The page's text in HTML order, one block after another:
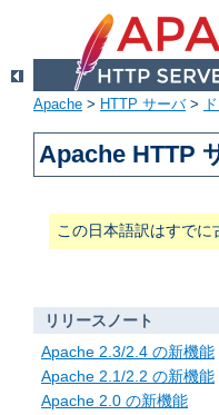
Apache > HTTP サーバ>
Apache HTTP
この日本語訳はすで
リリースノート
Apache 2.3/2.4 の新機能
Apache 2.1/2.2 の新機能
Apache 2.0 の新機能